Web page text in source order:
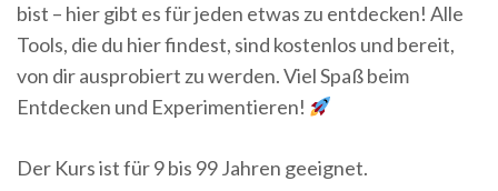
bist – hier gibt es für jeden etwas zu entdecken! Alle
Tools, die du hier findest, sind kostenlos und bereit,
von dir ausprobiert zu werden. Viel Spaß beim
Entdecken und Experimentieren!
Der Kurs ist für 9 bis 99 Jahren geeignet.